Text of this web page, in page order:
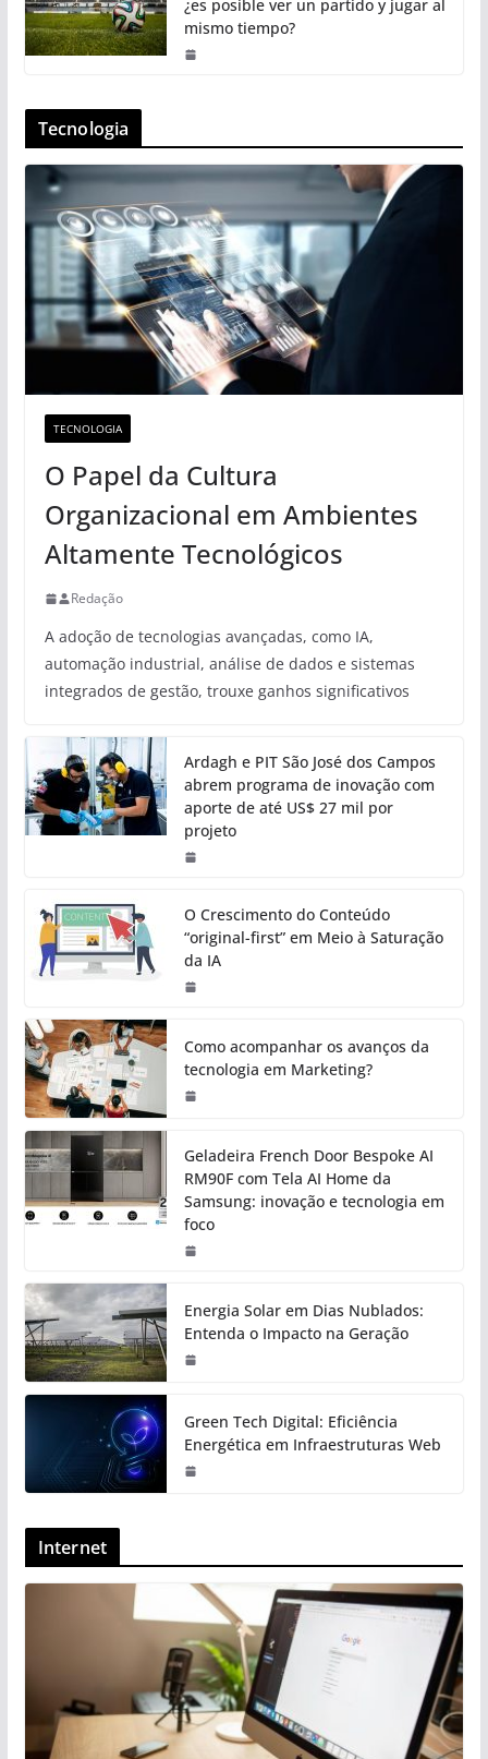
¿es posible ver un partido y jugar al
mismo tiempo?
Tecnologia
TECNOLOGIA
O Papel da Cultura
Organizacional em Ambientes
Altamente Tecnológicos
Redação
A adoção de tecnologias avançadas, como IA,
automação industrial, análise de dados e sistemas
integrados de gestão, trouxe ganhos significativos
Ardagh e PIT São José dos Campos
abrem programa de inovação com
aporte de até US$ 27 mil por
projeto
O Crescimento do Conteúdo
“original-first” em Meio à Saturação
da IA
Como acompanhar os avanços da
tecnologia em Marketing?
Geladeira French Door Bespoke AI
RM90F com Tela AI Home da
Samsung: inovação e tecnologia em
foco
Energia Solar em Dias Nublados:
Entenda o Impacto na Geração
Green Tech Digital: Eficiência
Energética em Infraestruturas Web
Internet